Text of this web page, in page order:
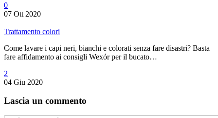
0
07 Ott 2020
Trattamento colori
Come lavare i capi neri, bianchi e colorati senza fare disastri? Basta
fare affidamento ai consigli Wexór per il bucato…
2
04 Giu 2020
Lascia un commento